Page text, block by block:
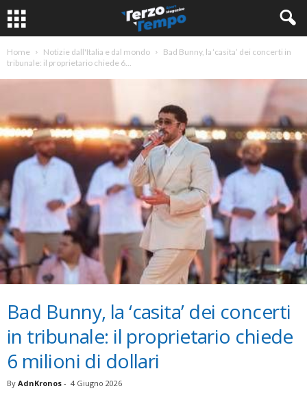
Home Notizie dall'Italia e dal mondo
Bad Bunny, la ‘casita’ dei concerti in
tribunale: il proprietario chiede 6...
Bad Bunny, la ‘casita’ dei concerti
in tribunale: il proprietario chiede
6 milioni di dollari
By AdnKronos - 4 Giugno 2026